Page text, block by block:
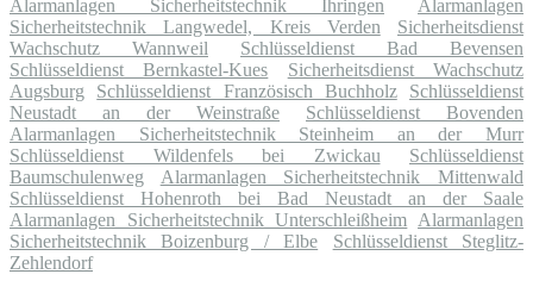
Alarmanlagen Sicherheitstechnik Ihringen
Alarmanlagen
Sicherheitstechnik Langwedel, Kreis Verden
Sicherheitsdienst
Wachschutz Wannweil
Schlüsseldienst Bad Bevensen
Schlüsseldienst Bernkastel-Kues
Sicherheitsdienst Wachschutz
Augsburg
Schlüsseldienst Französisch Buchholz
Schlüsseldienst
Neustadt an der Weinstraße
Schlüsseldienst Bovenden
Alarmanlagen Sicherheitstechnik Steinheim an der Murr
Schlüsseldienst Wildenfels bei Zwickau
Schlüsseldienst
Baumschulenweg
Alarmanlagen Sicherheitstechnik Mittenwald
Schlüsseldienst Hohenroth bei Bad Neustadt an der Saale
Alarmanlagen Sicherheitstechnik Unterschleißheim Alarmanlagen
Sicherheitstechnik Boizenburg / Elbe
Schlüsseldienst Steglitz-
Zehlendorf